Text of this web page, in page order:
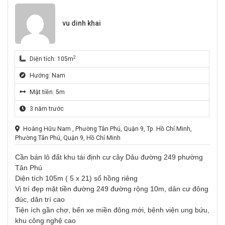
vu dinh khai
Diện tích: 105m2
Hướng: Nam
Mặt tiền: 5m
3 năm trước
Hoàng Hữu Nam , Phường Tân Phú, Quận 9, Tp. Hồ Chí Minh,
Phường Tân Phú, Quận 9, Hồ Chí Minh
Cần bán lô đất khu tái định cư cây Dâu đường 249 phường
Tân Phú
Diện tích 105m ( 5 x 21) sổ hồng riêng
Vị trí đẹp mặt tiền đường 249 đường rộng 10m, dân cư đông
đúc, dân trí cao
Tiện ích gần chợ, bến xe miền đông mới, bệnh viện ung bứu,
khu công nghệ cao